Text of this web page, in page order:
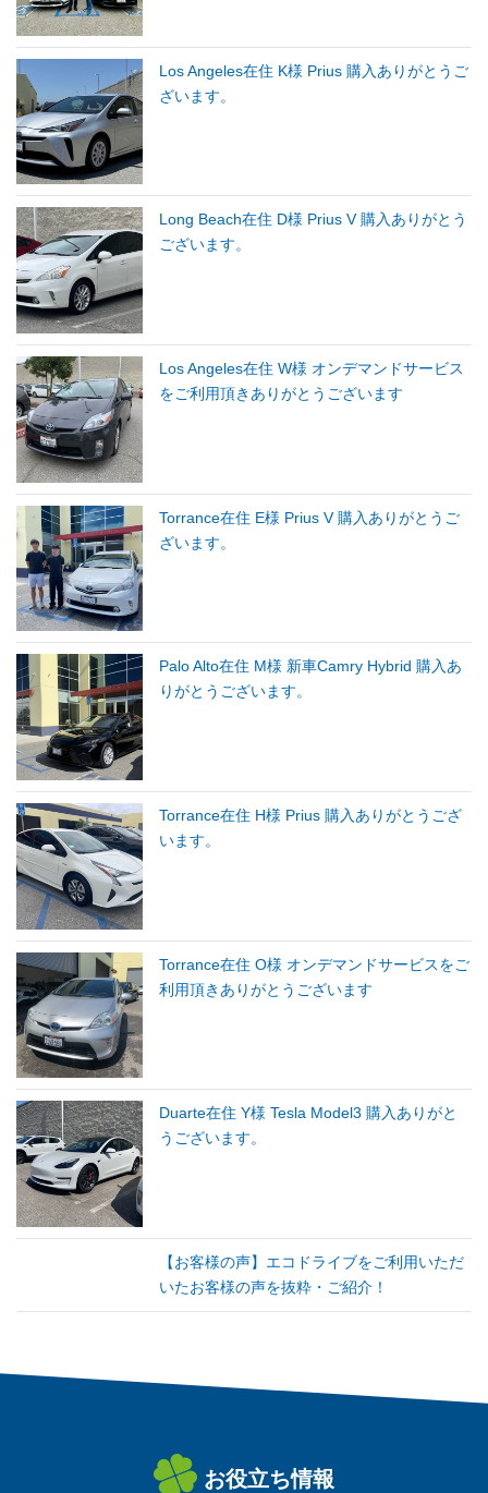
Los Angeles在住 K様 Prius 購入ありがとうご
ざいます。
Long Beach在住 D様 Prius V 購入ありがとう
ございます。
Los Angeles在住 W様 オンデマンドサービス
をご利用頂きありがとうございます
Torrance在住 E様 Prius V 購入ありがとうご
ざいます。
Palo Alto在住 M様 新車Camry Hybrid 購入あ
りがとうございます。
Torrance在住 H様 Prius 購入ありがとうござ
います。
Torrance在住 O様 オンデマンドサービスをご
利用頂きありがとうございます
Duarte在住 Y様 Tesla Model3 購入ありがと
うございます。
【お客様の声】エコドライブをご利用いただ
いたお客様の声を抜粋・ご紹介！
お役立ち情報